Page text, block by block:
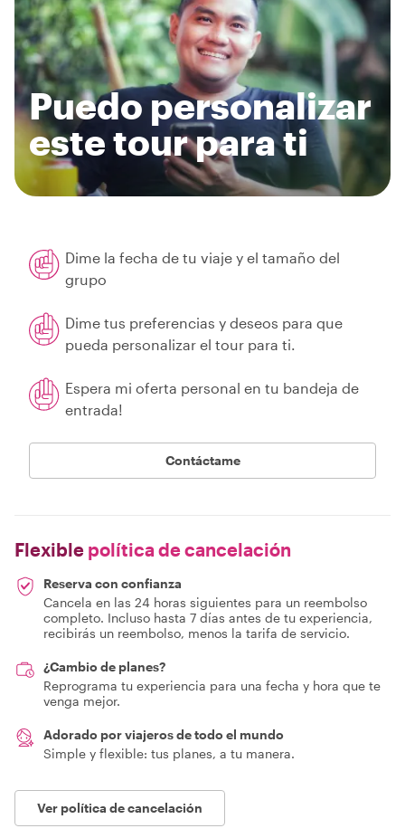
Puedo personalizar
este tour para ti
Dime la fecha de tu viaje y el tamaño del
grupo
Dime tus preferencias y deseos para que
pueda personalizar el tour para ti.
Espera mi oferta personal en tu bandeja de
entrada!
Contáctame
Flexible política de cancelación
Reserva con confianza
Cancela en las 24 horas siguientes para un reembolso
completo. Incluso hasta 7 días antes de tu experiencia,
recibirás un reembolso, menos la tarifa de servicio.
¿Cambio de planes?
Reprograma tu experiencia para una fecha y hora que te
venga mejor.
Adorado por viajeros de todo el mundo
Simple y flexible: tus planes, a tu manera.
Ver política de cancelación